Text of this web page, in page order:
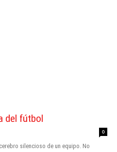
del fútbol
0
silencioso de un equipo. No